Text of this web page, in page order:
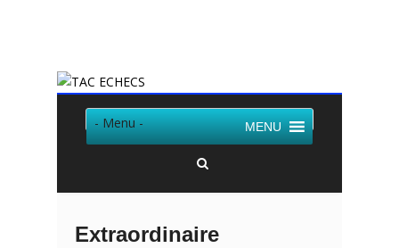
- Menu - MENU
Extraordinaire